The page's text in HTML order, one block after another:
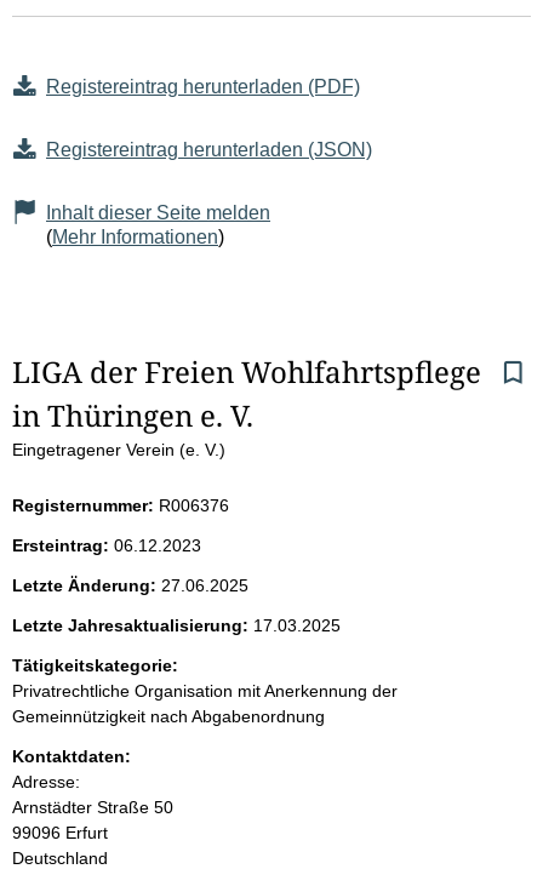
Registereintrag herunterladen (PDF)
Registereintrag herunterladen (JSON)
Inhalt dieser Seite melden
(Mehr Informationen)
S
e
t
e
n
i
n
h
a
LIGA der Freien Wohlfahrtspflege
in Thüringen e. V.
Eingetragener Verein (e. V.)
Registernummer: R006376
Ersteintrag: 06.12.2023
Letzte Änderung: 27.06.2025
Letzte Jahresaktualisierung: 17.03.2025
Tätigkeitskategorie:
Privatrechtliche Organisation mit Anerkennung der
Gemeinnützigkeit nach Abgabenordnung
Kontaktdaten:
Adresse:
Arnstädter Straße 50
99096 Erfurt
Deutschland